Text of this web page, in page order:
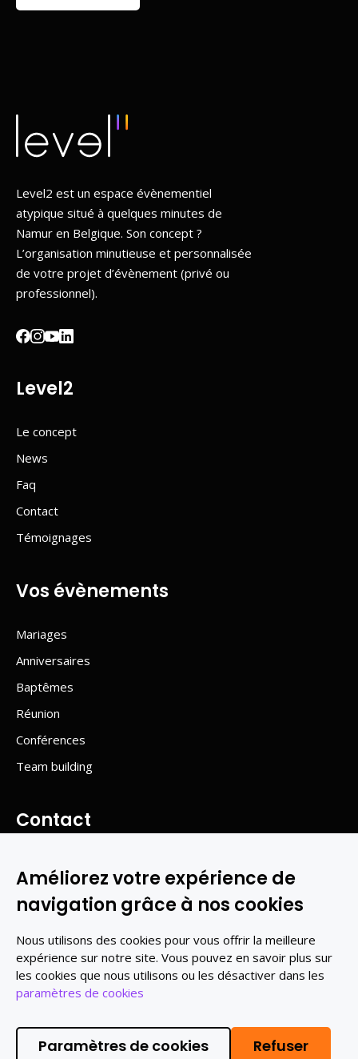
Level2 est un espace évènementiel
atypique situé à quelques minutes de
Namur en Belgique. Son concept ?
L’organisation minutieuse et personnalisée
de votre projet d’évènement (privé ou
professionnel).
Level2
Le concept
News
Faq
Contact
Témoignages
Vos évènements
Mariages
Anniversaires
Baptêmes
Réunion
Conférences
Team building
Contact
Mail :info@level2.be
Tel :081 43 36 49
Contactez-nous
Copyright © 2026 Level2. Tous droits reservés
Améliorez votre expérience de
navigation grâce à nos cookies
Nous utilisons des cookies pour vous offrir la meilleure
expérience sur notre site. Vous pouvez en savoir plus sur
les cookies que nous utilisons ou les désactiver dans les
paramètres de cookies
Paramètres de cookies Refuser